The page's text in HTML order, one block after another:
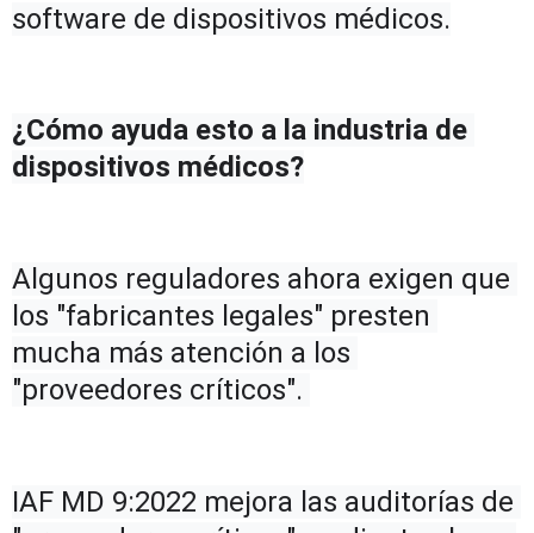
software de dispositivos médicos.
¿Cómo ayuda esto a la industria de
dispositivos médicos?
Algunos reguladores ahora exigen que
los "fabricantes legales" presten
mucha más atención a los
"proveedores críticos".
IAF MD 9:2022 mejora las auditorías de